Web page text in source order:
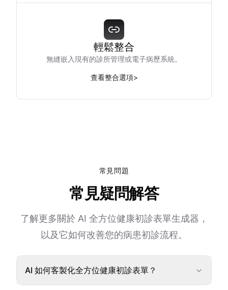
輕鬆整合
無縫嵌入現有的診所管理或電子病歷系統。
查看整合選項>
常見問題
常見疑問解答
了解更多關於 AI 全方位健康初診表單生成器，
以及它如何改善您的病患初診流程。
AI 如何客製化全方位健康初診表單？